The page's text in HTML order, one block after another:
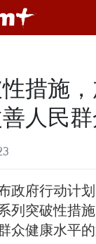
措施，
人民
政府行动计
列突破性措
众健康水平